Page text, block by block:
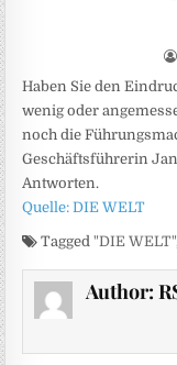
Haben Sie den
wenig oder
noch die
Geschäftsführerin
Antworten.
Quelle: DIE WELT
Tagged"DIE WELT"
Author: